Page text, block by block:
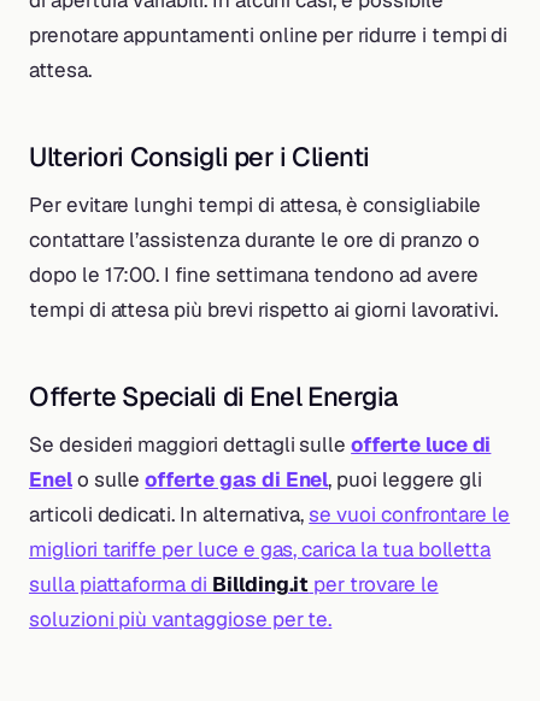
prenotare appuntamenti online per ridurre i tempi di
attesa.
Ulteriori Consigli per i Clienti
Per evitare lunghi tempi di attesa, è consigliabile
contattare l’assistenza durante le ore di pranzo o
dopo le 17:00. I fine settimana tendono ad avere
tempi di attesa più brevi rispetto ai giorni lavorativi.
Offerte Speciali di Enel Energia
Se desideri maggiori dettagli sulleofferte luce di
Enelo sulleofferte gas di Enel, puoi leggere gli
articoli dedicati. In alternativa,se vuoi confrontare le
migliori tariffe per luce e gas, carica la tua bolletta
sulla piattaforma di Billding.it per trovare le
soluzioni più vantaggiose per te.